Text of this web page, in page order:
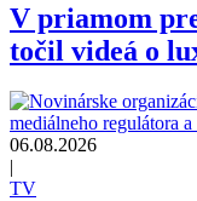
V priamom
točil videá o
06.08.2026
TV